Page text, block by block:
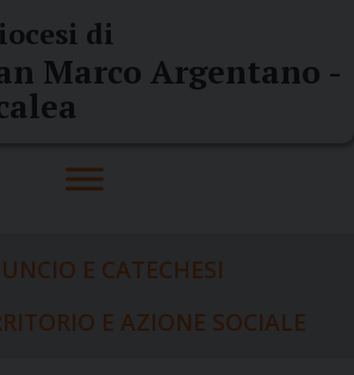
di
Marco Argentano -
E CATECHESI
E AZIONE SOCIALE